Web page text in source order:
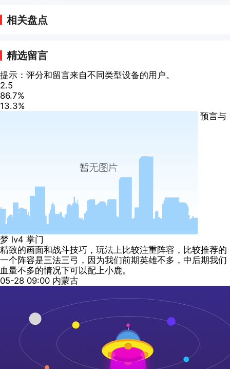
相关盘点
精选留言
提示：评分和留言来自不同类型设备的用户。
2.5
86.7%
13.3%
预言与
梦 lv4 掌门
精致的画面和战斗技巧，玩法上比较注重阵容，比较推荐的
一个阵容是三法三弓，因为我们前期英雄不多，中后期我们
血量不多的情况下可以配上小鹿。
05-28 09:00 内蒙古